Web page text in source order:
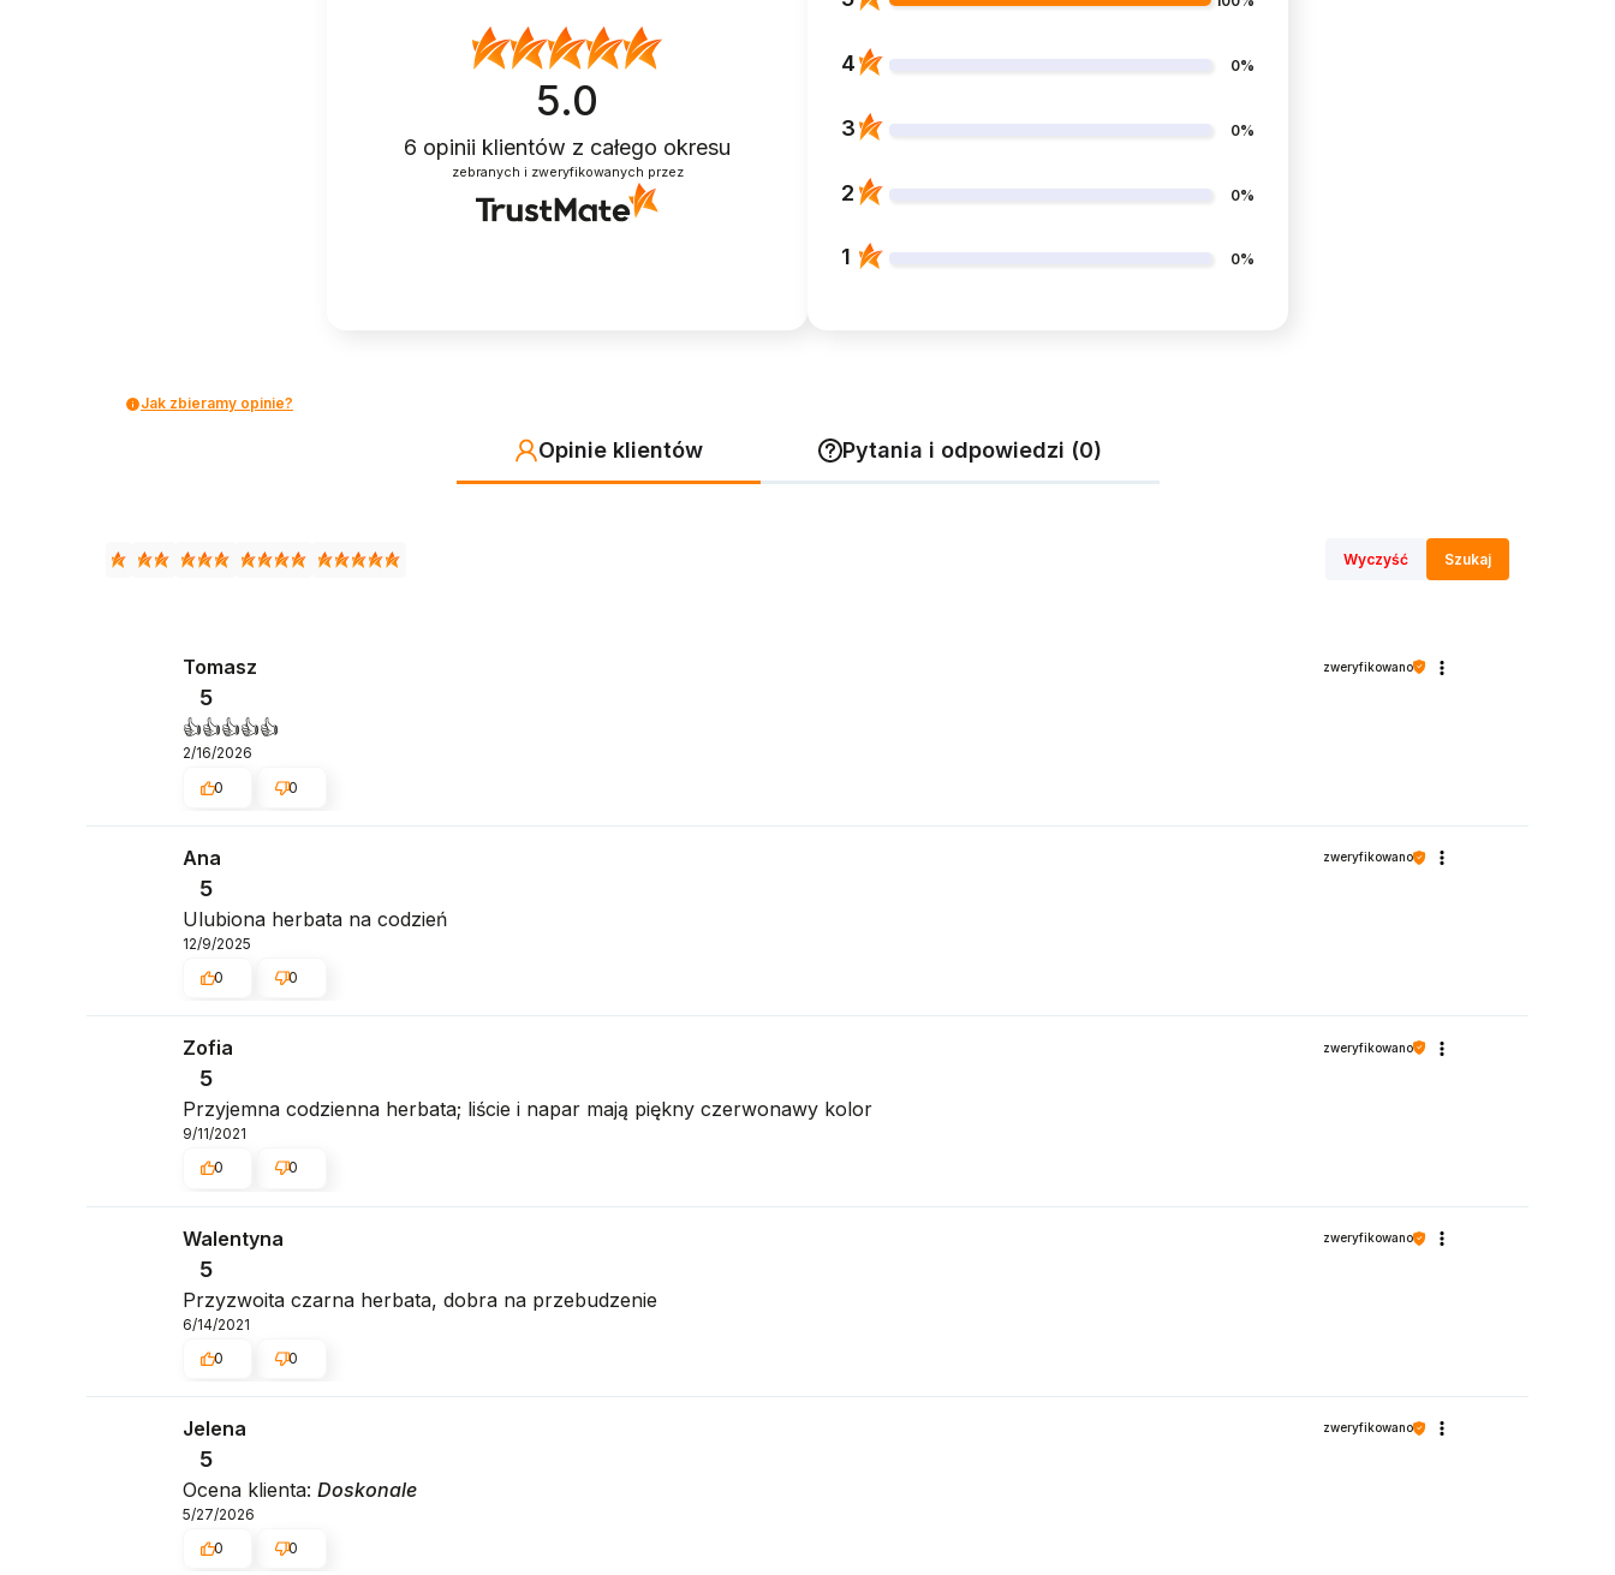
5.0
6 opinii klientów z całego okresu
zebranych i zweryfikowanych przez
4 0%
3 0%
2 0%
1 0%
Jak zbieramy opinie?
Opinie klientów Pytania i odpowiedzi (0)
Wyczyść Szukaj
Tomasz zweryfikowano
5
👍️👍️👍️👍️👍️
2/16/2026
0
0
Ana zweryfikowano
5
Ulubiona herbata na codzień
12/9/2025
0
0
Zofia zweryfikowano
5
Przyjemna codzienna herbata; liście i napar mają piękny czerwonawy kolor
9/11/2021
0
0
Walentyna zweryfikowano
5
Przyzwoita czarna herbata, dobra na przebudzenie
6/14/2021
0
0
Jelena zweryfikowano
5
Ocena klienta: Doskonale
5/27/2026
0
0